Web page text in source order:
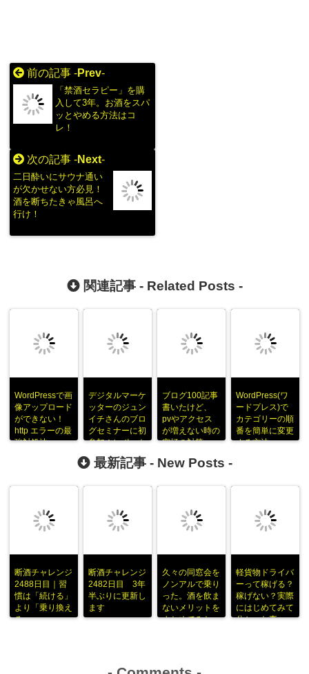
前の記事 -Prev-
「禁酒セラピー」を購
入して3年。お酒をスパ
ッとやめる方法はコ
レ！
次の記事 -Next-
二日酔いにサウナ通い
が欠かせない方必見！
酒を断ちたきゃ風呂へ
行け！
関連記事 - Related Posts -
WordPressで画
像アップロード
ができない！
http エラーの最
強対処法
デジタルマーケ
ッターのジュン
イチさんのブロ
グセミナーに初
参加！レポート
をまとめてみた
ブログ100記事
書いたけど、
pvやアクセス
が増えない時の
究極の対策
WordPress(ワ
ードプレス)で
カテゴリーの順
番を簡単に変更
する方法
最新記事 - New Posts -
断酒チャレンジ
2488日目｜習
慣は「続ける」
より「乗り換え
る」
断酒チャレンジ
2482日目 3年
半ぶりに更新し
ます
久々の同窓会を
ノンアルで乗り
った。酒を飲ま
ないメリットを
まとめてみた
軽貨物ドライバ
ーって稼げる？
稼げない？実際
にはじめてみて
分かった事